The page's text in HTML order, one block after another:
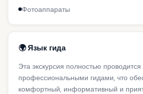
Фотоаппараты
🌍 Язык гида
Эта экскурсия полностью
профессиональными гидами, что
комфортный, информативный и